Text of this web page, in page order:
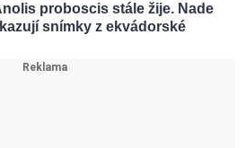
proboscis stále žije. Nade
snímky z ekvádorské